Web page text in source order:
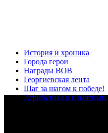
История и хроника
Города герои
Награды ВОВ
Георгиевская лента
Шаг за шагом к победе!
Атрибутика к